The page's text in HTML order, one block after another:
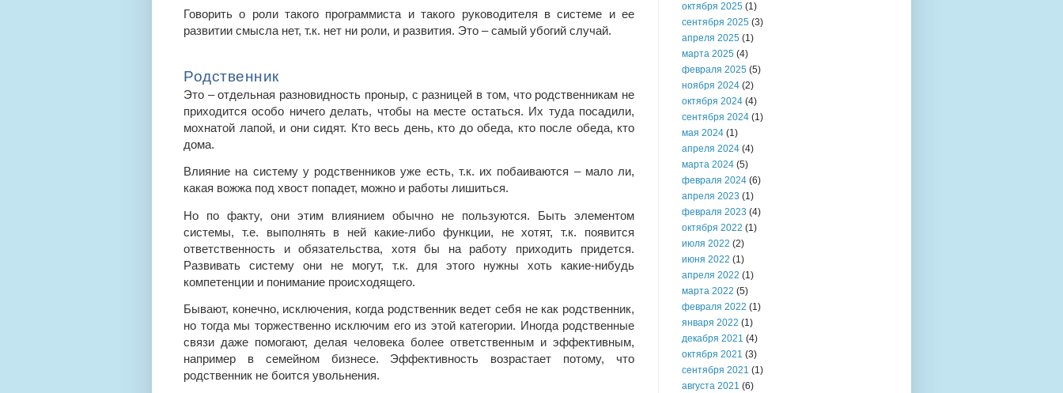
Говорить о роли такого программиста и такого руководителя в системе и ее
развитии смысла нет, т.к. нет ни роли, и развития. Это – самый убогий случай.
Родственник
Это – отдельная разновидность проныр, с разницей в том, что родственникам не
приходится особо ничего делать, чтобы на месте остаться. Их туда посадили,
мохнатой лапой, и они сидят. Кто весь день, кто до обеда, кто после обеда, кто
дома.
Влияние на систему у родственников уже есть, т.к. их побаиваются – мало ли,
какая вожжа под хвост попадет, можно и работы лишиться.
Но по факту, они этим влиянием обычно не пользуются. Быть элементом
системы, т.е. выполнять в ней какие-либо функции, не хотят, т.к. появится
ответственность и обязательства, хотя бы на работу приходить придется.
Развивать систему они не могут, т.к. для этого нужны хоть какие-нибудь
компетенции и понимание происходящего.
Бывают, конечно, исключения, когда родственник ведет себя не как родственник,
но тогда мы торжественно исключим его из этой категории. Иногда родственные
связи даже помогают, делая человека более ответственным и эффективным,
например в семейном бизнесе. Эффективность возрастает потому, что
родственник не боится увольнения.
октября 2025 (1)
сентября 2025 (3)
апреля 2025 (1)
марта 2025 (4)
февраля 2025 (5)
ноября 2024 (2)
октября 2024 (4)
сентября 2024 (1)
мая 2024 (1)
апреля 2024 (4)
марта 2024 (5)
февраля 2024 (6)
апреля 2023 (1)
февраля 2023 (4)
октября 2022 (1)
июля 2022 (2)
июня 2022 (1)
апреля 2022 (1)
марта 2022 (5)
февраля 2022 (1)
января 2022 (1)
декабря 2021 (4)
октября 2021 (3)
сентября 2021 (1)
августа 2021 (6)